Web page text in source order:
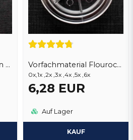
Konische Flourocarbon Vorfächer Vorfachmaterial Flourocarbon
0x,1x ,2x ,3x ,4x ,5x ,6x
6,28 EUR
Auf Lager
KAUF